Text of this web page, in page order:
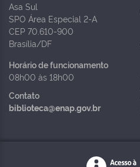
Asa Sul
SPO Área Especial 2-A
CEP 70.610-900
Brasília/DF
Horário de funcionamento
08h00 às 18h00
Contato
biblioteca@enap.gov.br